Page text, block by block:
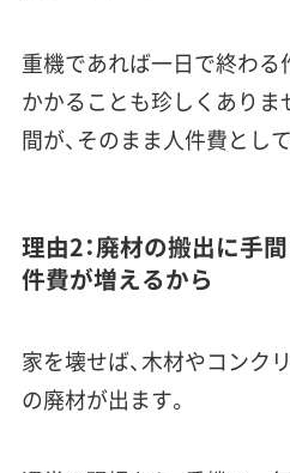
重機であれば一日で終わる
かかることも珍しくありま
間が、そのまま人件費とし
理由2：廃材の搬出に手
件費が増えるから
家を壊せば、木材やコンク
の廃材が出ます。